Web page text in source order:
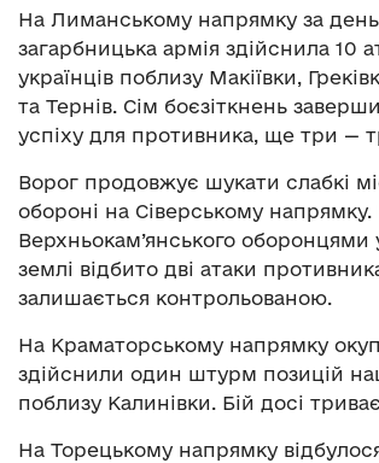
На Лиманському напрямку за день
загарбницька армія здійснила 10
українців поблизу Макіївки,
та Тернів. Сім боєзіткнень
успіху для противника, ще три —
Ворог продовжує шукати слабкі
обороні на Сіверському
Верхньокам’янського оборонцями
землі відбито дві атаки
залишається контрольованою.
На Краматорському напрямку
здійснили один штурм позицій
поблизу Калинівки. Бій досі
На Торецькому напрямку